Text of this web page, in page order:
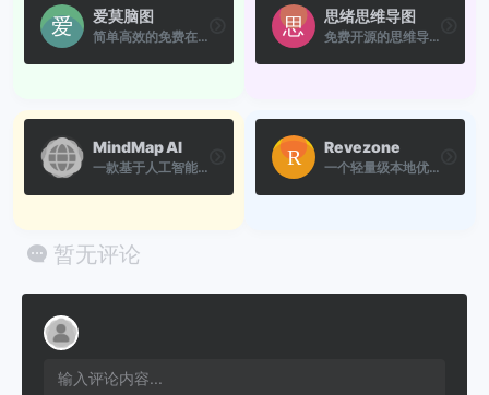
爱莫脑图
简单高效的免费在线思维导图软件
思绪思维导图
免费开源的思维导图工具，支...
MindMap AI
一款基于人工智能技术的在线...
Revezone
一个轻量级本地优先以图形为...
暂无评论